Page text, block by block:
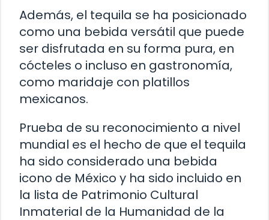
Además, el tequila se ha posicionado
como una bebida versátil que puede
ser disfrutada en su forma pura, en
cócteles o incluso en gastronomía,
como maridaje con platillos
mexicanos.
Prueba de su reconocimiento a nivel
mundial es el hecho de que el tequila
ha sido considerado una bebida
icono de México y ha sido incluido en
la lista de Patrimonio Cultural
Inmaterial de la Humanidad de la